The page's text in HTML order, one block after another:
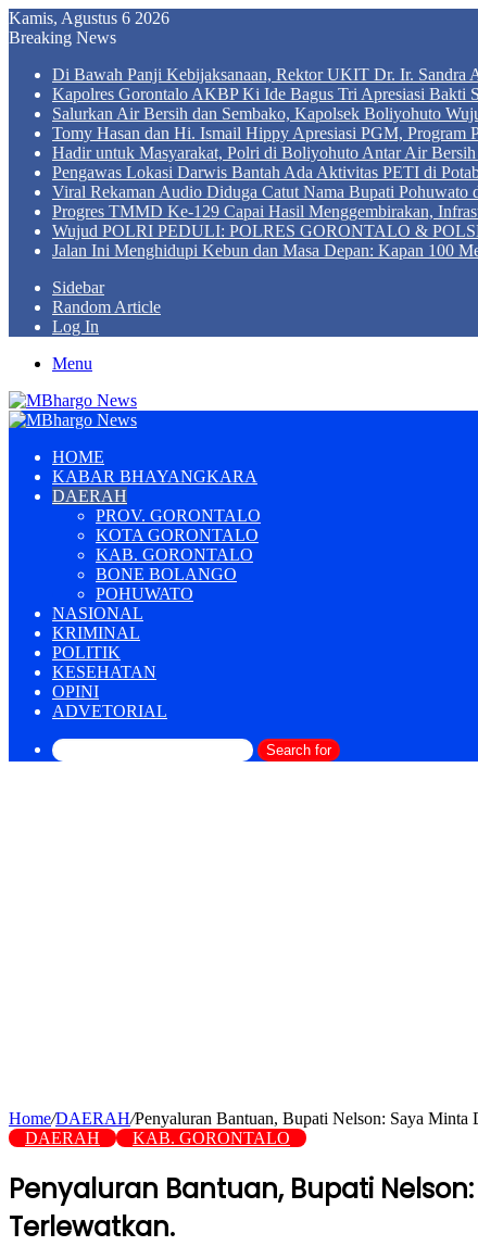
Kamis, Agustus 6 2026
Breaking News
Di Bawah Panji Kebijaksanaan, Rektor UKIT Dr. Ir. Sandra
Kapolres Gorontalo AKBP Ki Ide Bagus Tri Apresiasi Bakti
Salurkan Air Bersih dan Sembako, Kapolsek Boliyohuto
Tomy Hasan dan Hi. Ismail Hippy Apresiasi PGM, Program
Hadir untuk Masyarakat, Polri di Boliyohuto Antar Air
Pengawas Lokasi Darwis Bantah Ada Aktivitas PETI di
Viral Rekaman Audio Diduga Catut Nama Bupati
Progres TMMD Ke-129 Capai Hasil Menggembirakan,
Wujud POLRI PEDULI: POLRES GORONTALO &
Jalan Ini Menghidupi Kebun dan Masa Depan: Kapan 100
Sidebar
Random Article
Log In
Menu
HOME
KABAR BHAYANGKARA
DAERAH
PROV. GORONTALO
KOTA GORONTALO
KAB. GORONTALO
BONE BOLANGO
POHUWATO
NASIONAL
KRIMINAL
POLITIK
KESEHATAN
OPINI
ADVETORIAL
Search for
Home/DAERAH/Penyaluran Bantuan, Bupati Nelson: Saya
DAERAH
KAB. GORONTALO
Penyaluran Bantuan, Bupati
Terlewatkan.